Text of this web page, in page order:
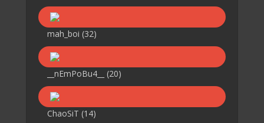
mah_boi (32)
__nEmPoBu4__ (20)
ChaoSiT (14)